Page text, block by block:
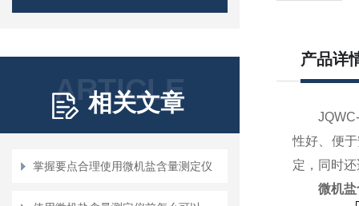
ARTICLE
相关文章
掌握要点合理使用微机盐含量测定仪
产品详
JQWC-
性好、便
定，同时
微机